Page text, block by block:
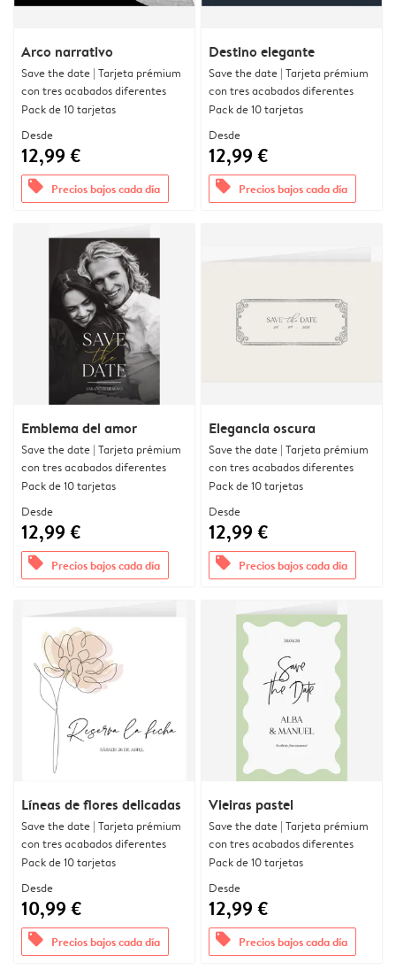
Arco narrativo
Save the date | Tarjeta prémium
con tres acabados diferentes
Pack de 10 tarjetas
Desde
12,99 €
offers Precios bajos cada día
Destino elegante
Save the date | Tarjeta prémium
con tres acabados diferentes
Pack de 10 tarjetas
Desde
12,99 €
offers Precios bajos cada día
Emblema del amor
Save the date | Tarjeta prémium
con tres acabados diferentes
Pack de 10 tarjetas
Desde
12,99 €
offers Precios bajos cada día
Elegancia oscura
Save the date | Tarjeta prémium
con tres acabados diferentes
Pack de 10 tarjetas
Desde
12,99 €
offers Precios bajos cada día
Líneas de flores delicadas
Save the date | Tarjeta prémium
con tres acabados diferentes
Pack de 10 tarjetas
Desde
10,99 €
offers Precios bajos cada día
Vieiras pastel
Save the date | Tarjeta prémium
con tres acabados diferentes
Pack de 10 tarjetas
Desde
12,99 €
offers Precios bajos cada día